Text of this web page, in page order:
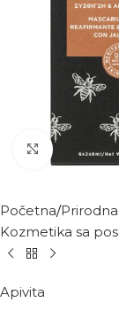
Kliknite za
Početna
Kozmetika sa
Apivita